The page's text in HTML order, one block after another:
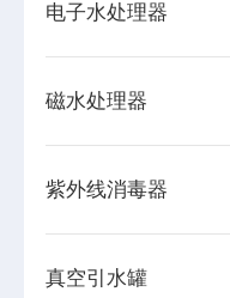
电子水处理器
磁水处理器
紫外线消毒器
真空引水罐